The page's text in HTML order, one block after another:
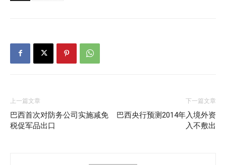
上一篇文章
巴西首次对防务公司实施减免
税促军品出口
下一篇文章
巴西央行预测2014年入境外资
入不敷出